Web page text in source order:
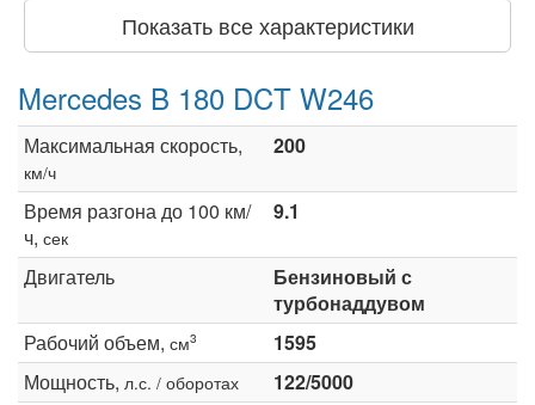
Показать все характеристики
Mercedes B 180 DCT W246
Максимальная скорость,
км/ч
200
Время разгона до 100 км/
ч, сек
9.1
Двигатель
Бензиновый с
турбонаддувом
Рабочий объем, см3
1595
Мощность, л.с. / оборотах
122/5000